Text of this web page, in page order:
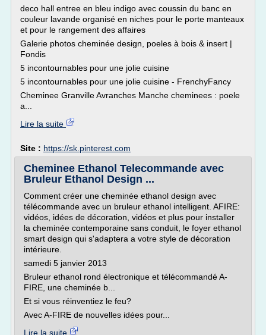
deco hall entree en bleu indigo avec coussin du banc en
couleur lavande organisé en niches pour le porte manteaux
et pour le rangement des affaires
Galerie photos cheminée design, poeles à bois & insert |
Fondis
5 incontournables pour une jolie cuisine
5 incontournables pour une jolie cuisine - FrenchyFancy
Cheminee Granville Avranches Manche cheminees : poele
a...
Lire la suite
Site : https://sk.pinterest.com
Cheminee Ethanol Telecommande avec
Bruleur Ethanol Design ...
Comment créer une cheminée ethanol design avec
télécommande avec un bruleur ethanol intelligent. AFIRE:
vidéos, idées de décoration, vidéos et plus pour installer
la cheminée contemporaine sans conduit, le foyer ethanol
smart design qui s'adaptera a votre style de décoration
intérieure.
samedi 5 janvier 2013
Bruleur ethanol rond électronique et télécommandé A-
FIRE, une cheminée b...
Et si vous réinventiez le feu?
Avec A-FIRE de nouvelles idées pour...
Lire la suite